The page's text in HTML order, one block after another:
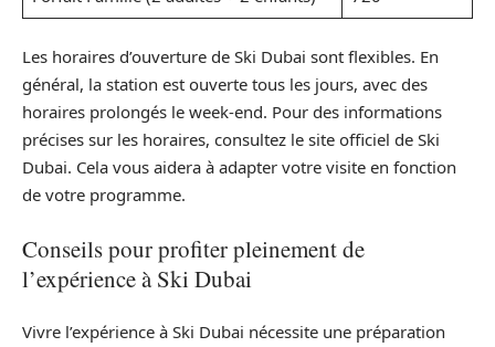
Les horaires d’ouverture de Ski Dubai sont flexibles. En
général, la station est ouverte tous les jours, avec des
horaires prolongés le week-end. Pour des informations
précises sur les horaires, consultez le site officiel de Ski
Dubai. Cela vous aidera à adapter votre visite en fonction
de votre programme.
Conseils pour profiter pleinement de
l’expérience à Ski Dubai
Vivre l’expérience à Ski Dubai nécessite une préparation